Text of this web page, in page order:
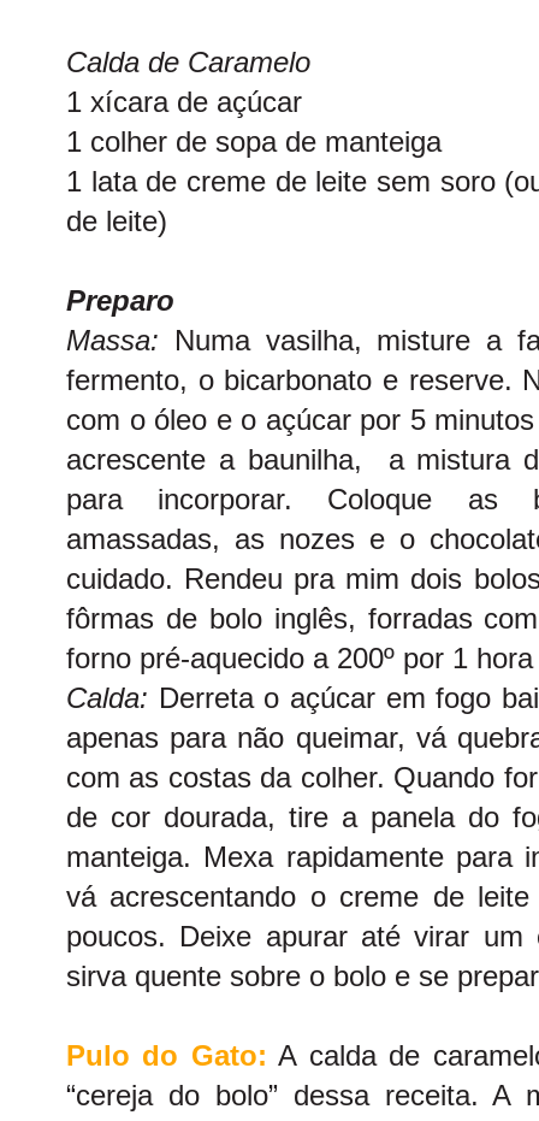
Calda de Caramelo
1 xícara de açúcar
1 colher de sopa de manteiga
1 lata de creme de leite sem soro
de leite)
Preparo
Massa: Numa vasilha, misture a
fermento, o bicarbonato e reserve.
com o óleo e o açúcar por 5
acrescente a baunilha, a mistura
para incorporar. Coloque as
amassadas, as nozes e o
cuidado. Rendeu pra mim dois
fôrmas de bolo inglês, forradas
forno pré-aquecido a 200º por 1
Calda: Derreta o açúcar em fogo
apenas para não queimar, vá
com as costas da colher. Quando
de cor dourada, tire a panela do
manteiga. Mexa rapidamente para
vá acrescentando o creme de
poucos. Deixe apurar até virar um
sirva quente sobre o bolo e se
Pulo do Gato: A calda de
“cereja do bolo” dessa receita. A